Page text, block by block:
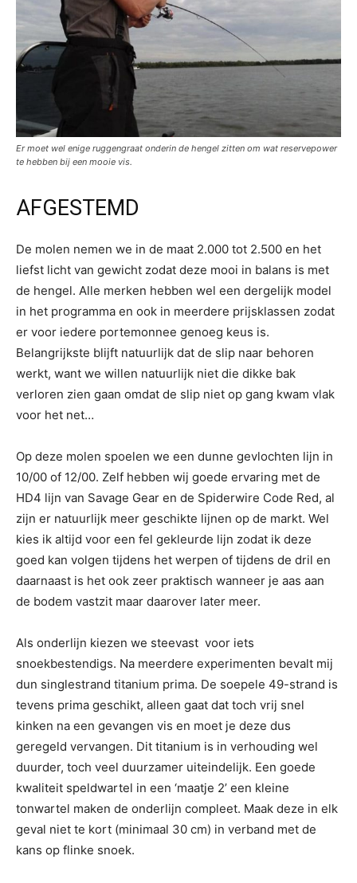
Er moet wel enige ruggengraat onderin de hengel zitten om wat reservepower
te hebben bij een mooie vis.
AFGESTEMD
De molen nemen we in de maat 2.000 tot 2.500 en het
liefst licht van gewicht zodat deze mooi in balans is met
de hengel. Alle merken hebben wel een dergelijk model
in het programma en ook in meerdere prijsklassen zodat
er voor iedere portemonnee genoeg keus is.
Belangrijkste blijft natuurlijk dat de slip naar behoren
werkt, want we willen natuurlijk niet die dikke bak
verloren zien gaan omdat de slip niet op gang kwam vlak
voor het net…
Op deze molen spoelen we een dunne gevlochten lijn in
10/00 of 12/00. Zelf hebben wij goede ervaring met de
HD4 lijn van Savage Gear en de Spiderwire Code Red, al
zijn er natuurlijk meer geschikte lijnen op de markt. Wel
kies ik altijd voor een fel gekleurde lijn zodat ik deze
goed kan volgen tijdens het werpen of tijdens de dril en
daarnaast is het ook zeer praktisch wanneer je aas aan
de bodem vastzit maar daarover later meer.
Als onderlijn kiezen we steevast voor iets
snoekbestendigs. Na meerdere experimenten bevalt mij
dun singlestrand titanium prima. De soepele 49-strand is
tevens prima geschikt, alleen gaat dat toch vrij snel
kinken na een gevangen vis en moet je deze dus
geregeld vervangen. Dit titanium is in verhouding wel
duurder, toch veel duurzamer uiteindelijk. Een goede
kwaliteit speldwartel in een ‘maatje 2’ een kleine
tonwartel maken de onderlijn compleet. Maak deze in elk
geval niet te kort (minimaal 30 cm) in verband met de
kans op flinke snoek.